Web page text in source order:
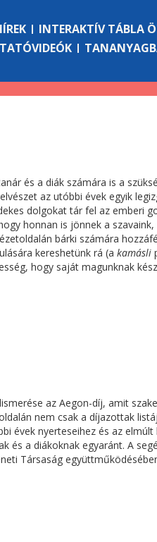
INTERAKTÍV TÁBLA
és a diák számára is a
az utóbbi évek egyik
dolgokat tár fel az emberi
honnan is jönnek a szavaink,
bárki számára
kereshetünk rá (a kamásli
hogy saját magunknak
az Aegon-díj, amit
nem csak a díjazottak
évek nyerteseihez és az
és a diákoknak egyaránt. A
Társaság